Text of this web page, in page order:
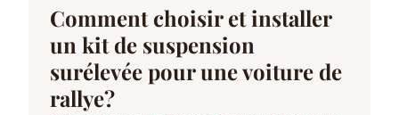
Comment choisir et installer
un kit de suspension
surélevée pour une voiture de
rallye?